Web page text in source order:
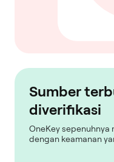
Sumber
diverifikasi
OneKey sepenuhnya
dengan keamanan